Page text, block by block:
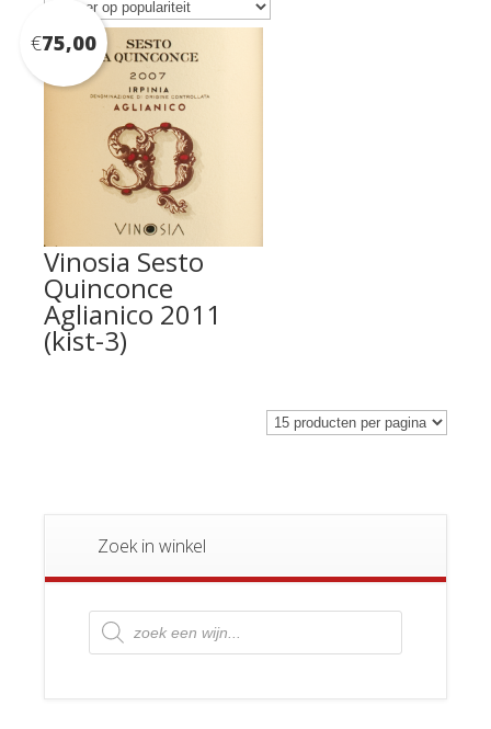
Vinosia Sesto
Quinconce
Aglianico 2011
(kist-3)
€75,00
Zoek in winkel
Producten
zoeken